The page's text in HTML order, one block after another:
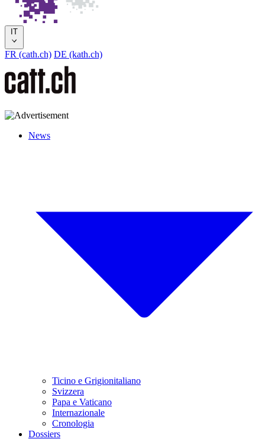
IT
FR (cath.ch) DE (kath.ch)
News
Ticino e Grigionitaliano
Svizzera
Papa e Vaticano
Internazionale
Cronologia
Dossiers